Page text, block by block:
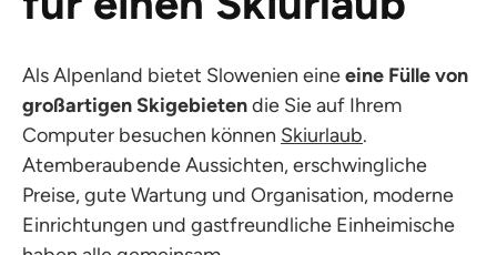
Als Alpenland bietet Slowenien eineeine Fülle von
großartigen Skigebietendie Sie auf Ihrem
Computer besuchen können Skiurlaub.
Atemberaubende Aussichten, erschwingliche
Preise, gute Wartung und Organisation, moderne
Einrichtungen und gastfreundliche Einheimische